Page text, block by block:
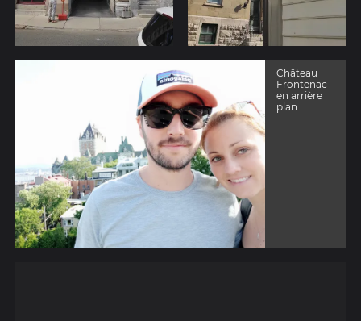
Château
Frontenac
en arrière
plan